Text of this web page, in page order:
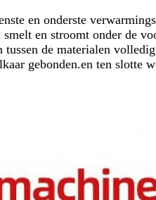
en onderste
en stroomt onder de
de materialen
gebonden.en ten slotte